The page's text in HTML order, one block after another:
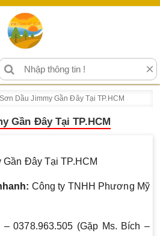
×
Dầu Jimmy Gần Đây Tại TP.HCM
Gần Đây Tại TP.HCM
Đây Tại TP.HCM
Công ty TNHH Phương Mỹ
– 0378.963.505 (Gặp Ms. Bích –